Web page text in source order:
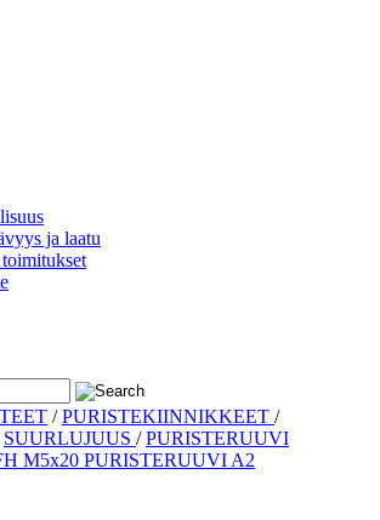
ja laatu
/PURISTEKIINNIKKEET /
SUURLUJUUS /PURISTERUUVI
M5x20 PURISTERUUVI A2